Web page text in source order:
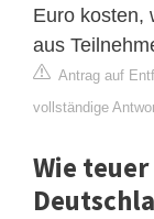
Euro kosten,
aus
Antrag auf
vollständige
Wie